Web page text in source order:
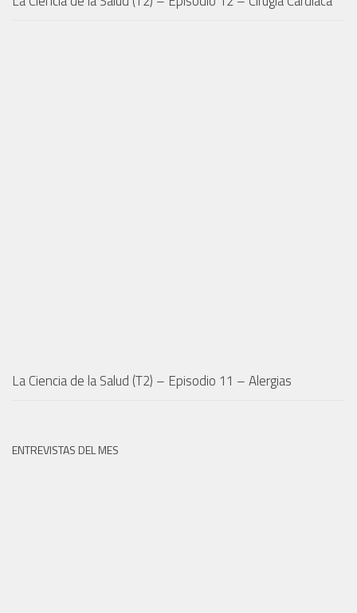
La Ciencia de la Salud (T2) – Episodio 11 – Alergias
ENTREVISTAS DEL MES